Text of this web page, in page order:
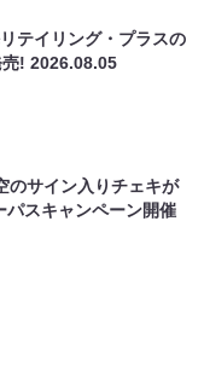
テイリング・プラスの
売!2026.08.05
のサイン入りチェキが
パスキャンペーン開催